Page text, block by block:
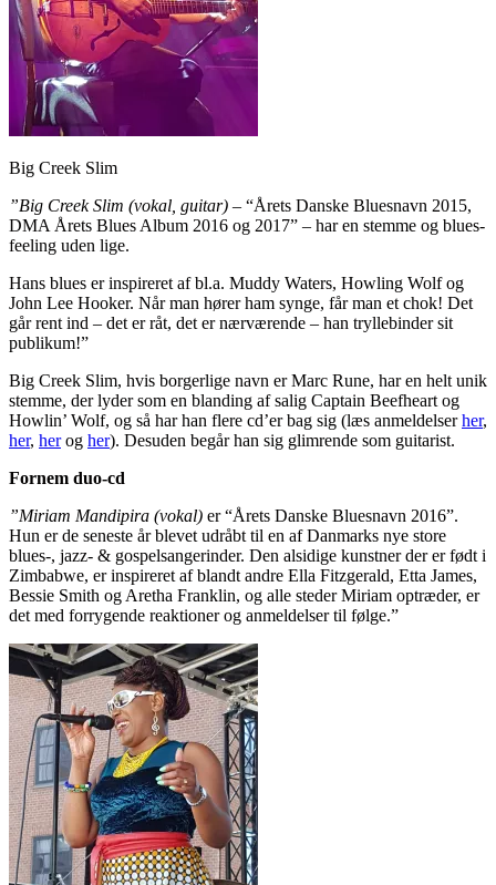
Big Creek Slim
”Big Creek Slim (vokal, guitar) – “Årets Danske Bluesnavn 2015,
DMA Årets Blues Album 2016 og 2017” – har en stemme og blues-
feeling uden lige.
Hans blues er inspireret af bl.a. Muddy Waters, Howling Wolf og
John Lee Hooker. Når man hører ham synge, får man et chok! Det
går rent ind – det er råt, det er nærværende – han tryllebinder sit
publikum!”
Big Creek Slim, hvis borgerlige navn er Marc Rune, har en helt unik
stemme, der lyder som en blanding af salig Captain Beefheart og
Howlin’ Wolf, og så har han flere cd’er bag sig (læs anmeldelserher,
her, herog her). Desuden begår han sig glimrende som guitarist.
Fornem duo-cd
”Miriam Mandipira (vokal) er “Årets Danske Bluesnavn 2016”.
Hun er de seneste år blevet udråbt til en af Danmarks nye store
blues-, jazz- & gospelsangerinder. Den alsidige kunstner der er født i
Zimbabwe, er inspireret af blandt andre Ella Fitzgerald, Etta James,
Bessie Smith og Aretha Franklin, og alle steder Miriam optræder, er
det med forrygende reaktioner og anmeldelser til følge.”